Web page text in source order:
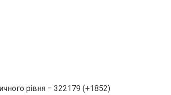
рівня ‒ 322179 (+1852)